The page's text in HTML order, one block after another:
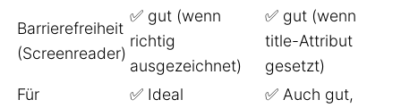
Barrierefreiheit
(Screenreader)
✅ gut (wenn
richtig
ausgezeichnet)
✅ gut (wenn
title-Attribut
gesetzt)
Für
✅ Ideal
✅ Auch gut,